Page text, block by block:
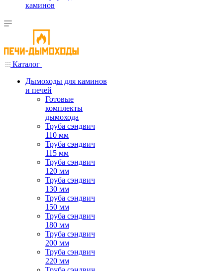
каминов
Каталог
Дымоходы для каминов
и печей
Готовые
комплекты
дымохода
Труба сэндвич
110 мм
Труба сэндвич
115 мм
Труба сэндвич
120 мм
Труба сэндвич
130 мм
Труба сэндвич
150 мм
Труба сэндвич
180 мм
Труба сэндвич
200 мм
Труба сэндвич
220 мм